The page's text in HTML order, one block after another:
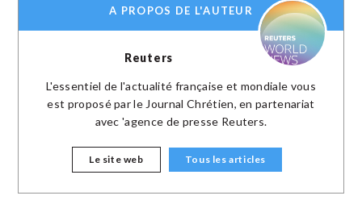
A PROPOS DE L'AUTEUR
Reuters
L'essentiel de l'actualité française et mondiale vous
est proposé par le Journal Chrétien, en partenariat
avec 'agence de presse Reuters.
Le site web Tous les articles